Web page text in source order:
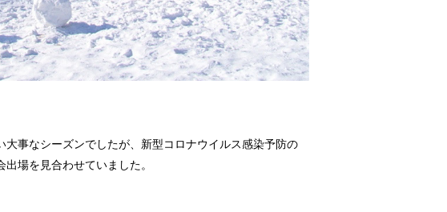
事なシーズンでしたが、新型コロナウイルス感染予防の
場を見合わせていました。